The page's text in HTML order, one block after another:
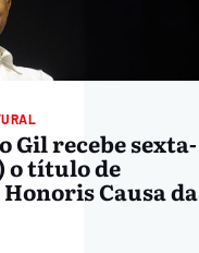
Gil recebe sexta-
o título de
Causa da